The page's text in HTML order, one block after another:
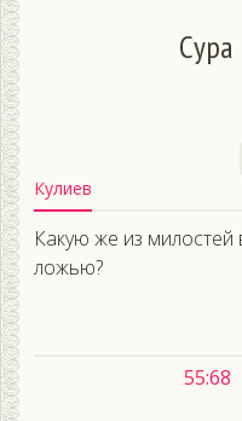
Кулиев
Какую же из
ложью?
55:68